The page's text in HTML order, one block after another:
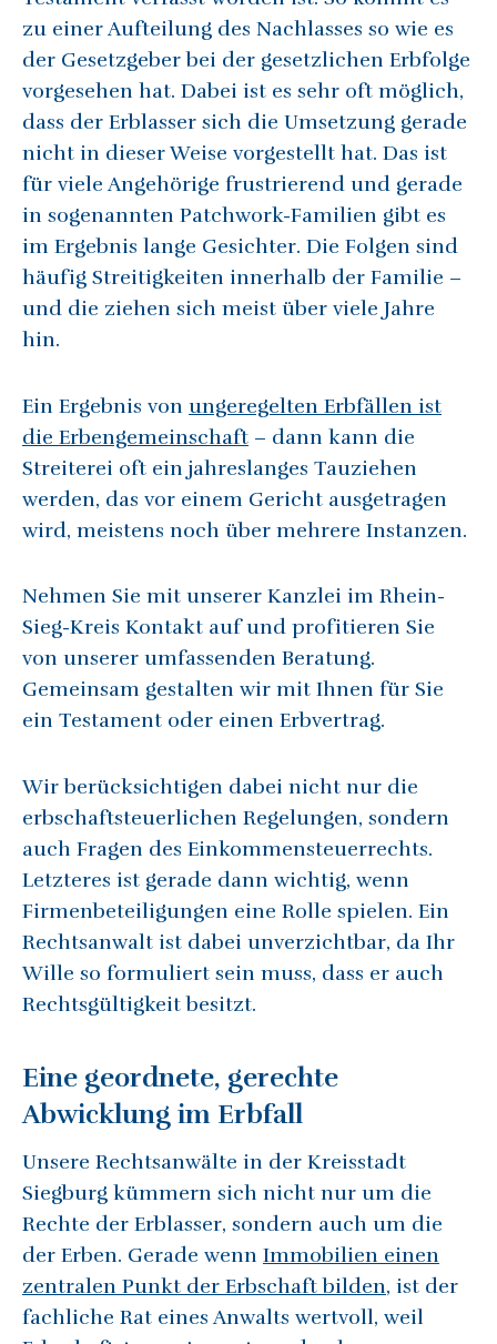
zu einer Aufteilung des Nachlasses so wie es
der Gesetzgeber bei der gesetzlichen Erbfolge
vorgesehen hat. Dabei ist es sehr oft möglich,
dass der Erblasser sich die Umsetzung gerade
nicht in dieser Weise vorgestellt hat. Das ist
für viele Angehörige frustrierend und gerade
in sogenannten Patchwork-Familien gibt es
im Ergebnis lange Gesichter. Die Folgen sind
häufig Streitigkeiten innerhalb der Familie –
und die ziehen sich meist über viele Jahre
hin.
Ein Ergebnis von ungeregelten Erbfällen ist
die Erbengemeinschaft – dann kann die
Streiterei oft ein jahreslanges Tauziehen
werden, das vor einem Gericht ausgetragen
wird, meistens noch über mehrere Instanzen.
Nehmen Sie mit unserer Kanzlei im Rhein-
Sieg-Kreis Kontakt auf und profitieren Sie
von unserer umfassenden Beratung.
Gemeinsam gestalten wir mit Ihnen für Sie
ein Testament oder einen Erbvertrag.
Wir berücksichtigen dabei nicht nur die
erbschaftsteuerlichen Regelungen, sondern
auch Fragen des Einkommensteuerrechts.
Letzteres ist gerade dann wichtig, wenn
Firmenbeteiligungen eine Rolle spielen. Ein
Rechtsanwalt ist dabei unverzichtbar, da Ihr
Wille so formuliert sein muss, dass er auch
Rechtsgültigkeit besitzt.
Eine geordnete, gerechte
Abwicklung im Erbfall
Unsere Rechtsanwälte in der Kreisstadt
Siegburg kümmern sich nicht nur um die
Rechte der Erblasser, sondern auch um die
der Erben. Gerade wenn Immobilien einen
zentralen Punkt der Erbschaft bilden, ist der
fachliche Rat eines Anwalts wertvoll, weil